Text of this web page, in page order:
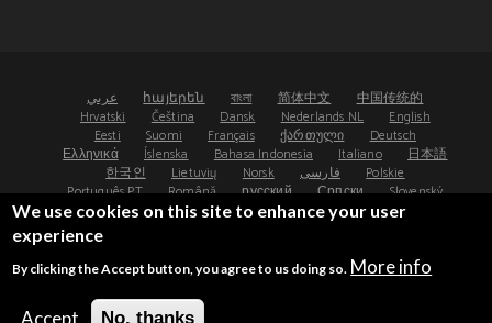
عربي հայերեն বাংলা 简体中文
中国传统的
Hrvatski
Čeština Dansk Nederlands NL
English
Eesti
Suomi Français ქართული
Deutsch
Ελληνικά
Íslenska Bahasa Indonesia Italiano
日本語
한국인
Lietuvių Norsk فارسی
Polskie
Português PT
Română русский Српски
Slovenský
Español
Svenska ไทย Türk Українська
©2008-2026 - Osteoporosis Research Ltd, UK
UDI: (01)05065010474000(8012)4.4
We use cookies on this site to enhance your user
experience
By clicking the Accept button, you agree to us doing so. More info
Accept No, thanks